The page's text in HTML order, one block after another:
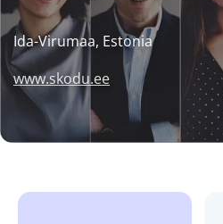
Ida-Virumaa, Estonia
www.skodu.ee